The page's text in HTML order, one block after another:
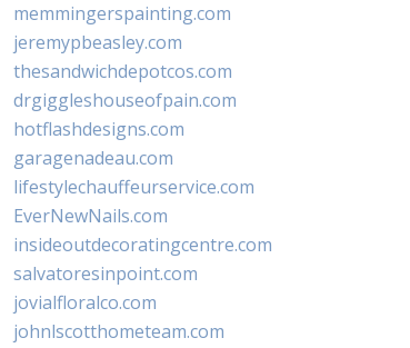
memmingerspainting.com
jeremypbeasley.com
thesandwichdepotcos.com
drgiggleshouseofpain.com
hotflashdesigns.com
garagenadeau.com
lifestylechauffeurservice.com
EverNewNails.com
insideoutdecoratingcentre.com
salvatoresinpoint.com
jovialfloralco.com
johnlscotthometeam.com